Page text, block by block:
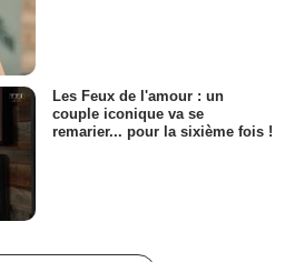
Les Feux de l'amour : un
couple iconique va se
remarier... pour la sixième fois !